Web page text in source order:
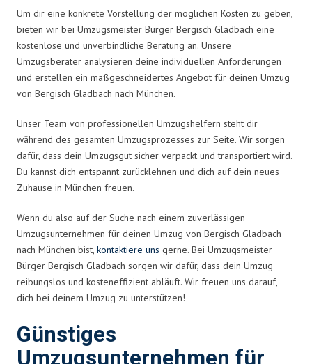
Um dir eine konkrete Vorstellung der möglichen Kosten zu geben,
bieten wir bei Umzugsmeister Bürger Bergisch Gladbach eine
kostenlose und unverbindliche Beratung an. Unsere
Umzugsberater analysieren deine individuellen Anforderungen
und erstellen ein maßgeschneidertes Angebot für deinen Umzug
von Bergisch Gladbach nach München.
Unser Team von professionellen Umzugshelfern steht dir
während des gesamten Umzugsprozesses zur Seite. Wir sorgen
dafür, dass dein Umzugsgut sicher verpackt und transportiert wird.
Du kannst dich entspannt zurücklehnen und dich auf dein neues
Zuhause in München freuen.
Wenn du also auf der Suche nach einem zuverlässigen
Umzugsunternehmen für deinen Umzug von Bergisch Gladbach
nach München bist, kontaktiere uns gerne. Bei Umzugsmeister
Bürger Bergisch Gladbach sorgen wir dafür, dass dein Umzug
reibungslos und kosteneffizient abläuft. Wir freuen uns darauf,
dich bei deinem Umzug zu unterstützen!
Günstiges